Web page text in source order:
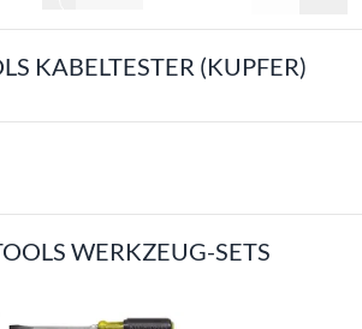
KABELTESTER (KUPFER)
WERKZEUG-SETS